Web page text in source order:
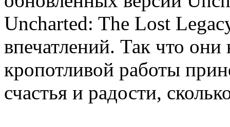
Uncharted: The Lost
впечатлений. Так что они
кропотливой работы
счастья и радости,